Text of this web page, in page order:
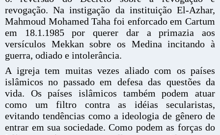
revogação. Na instigação da instituição El-Azhar,
Mahmoud Mohamed Taha foi enforcado em Cartum
em 18.1.1985 por querer dar a primazia aos
versículos Mekkan sobre os Medina incitando à
guerra, odiado e intolerância.
A igreja tem muitas vezes aliado com os países
islâmicos no passado em defesa das questões da
vida. Os países islâmicos também podem atuar
como um filtro contra as idéias secularistas,
evitando tendências como a ideologia de gênero de
entrar em sua sociedade. Como podem as forças do